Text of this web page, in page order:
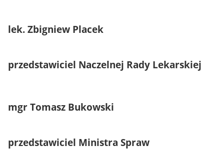
lek. Zbigniew Placek
przedstawiciel Naczelnej Rady Lekarskiej
mgr Tomasz Bukowski
przedstawiciel Ministra Spraw